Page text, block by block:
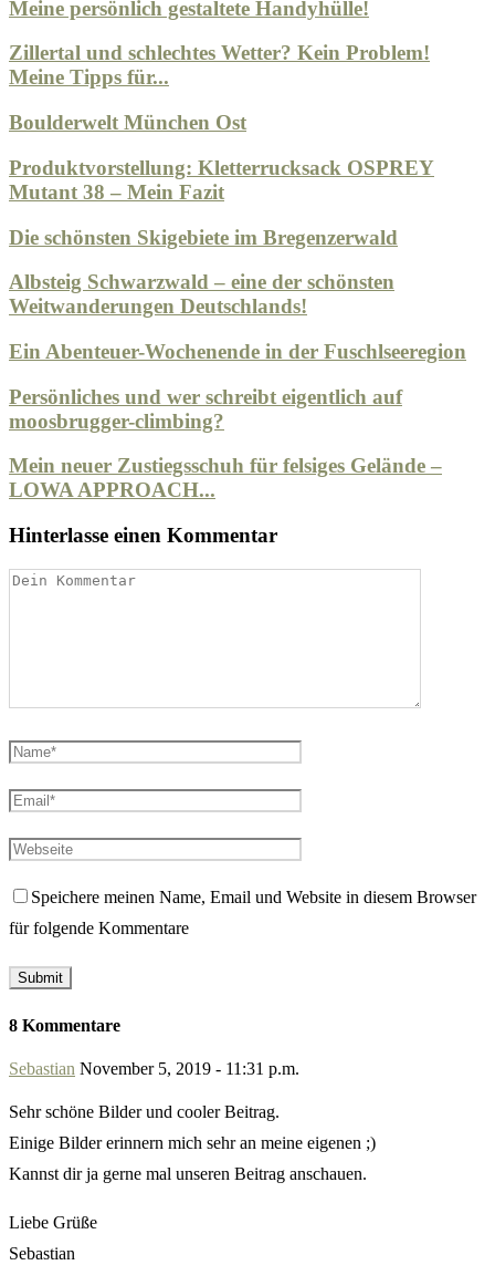
Meine persönlich gestaltete Handyhülle!
Zillertal und schlechtes Wetter? Kein Problem!
Meine Tipps für...
Boulderwelt München Ost
Produktvorstellung: Kletterrucksack OSPREY
Mutant 38 – Mein Fazit
Die schönsten Skigebiete im Bregenzerwald
Albsteig Schwarzwald – eine der schönsten
Weitwanderungen Deutschlands!
Ein Abenteuer-Wochenende in der Fuschlseeregion
Persönliches und wer schreibt eigentlich auf
moosbrugger-climbing?
Mein neuer Zustiegsschuh für felsiges Gelände –
LOWA APPROACH...
Hinterlasse einen Kommentar
Speichere meinen Name, Email und Website in diesem Browser
für folgende Kommentare
8 Kommentare
Sebastian November 5, 2019 - 11:31 p.m.
Sehr schöne Bilder und cooler Beitrag.
Einige Bilder erinnern mich sehr an meine eigenen ;)
Kannst dir ja gerne mal unseren Beitrag anschauen.
Liebe Grüße
Sebastian